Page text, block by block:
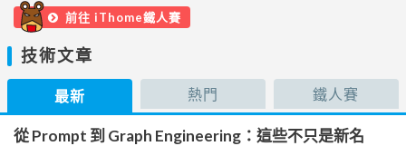
前往 iThome鐵人賽
技術文章
最新 熱門 鐵人賽
從 Prompt 到 Graph Engineering：這些不只是新名